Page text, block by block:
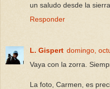
un saludo desde la
Responder
L. Gispert domingo,
Vaya con la zorra.
La foto, Carmen, es